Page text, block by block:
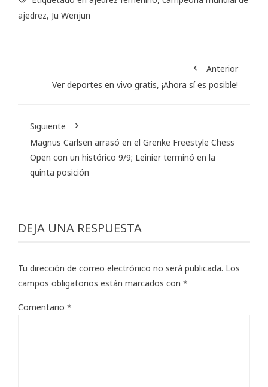
ajedrez, Ju Wenjun
Anterior
Ver deportes en vivo gratis, ¡Ahora sí es posible!
Siguiente
Magnus Carlsen arrasó en el Grenke Freestyle Chess
Open con un histórico 9/9; Leinier terminó en la
quinta posición
DEJA UNA RESPUESTA
Tu dirección de correo electrónico no será publicada. Los
campos obligatorios están marcados con *
Comentario *